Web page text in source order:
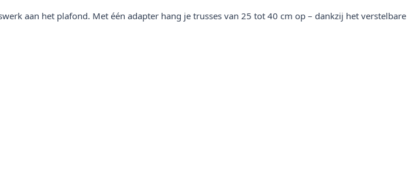
aan het plafond. Met één adapter hang je trusses van 25 tot 40 cm op – dankzij het verstelbare